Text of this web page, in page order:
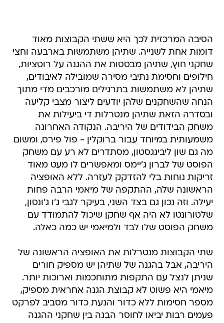
הסיבה המרכזית לכך היא ששתי הקבוצות מאוד
דומות אחת לשנייה. שתיהן משתמשות בארבעה וחצי
שחקני חוץ, שתיהן מבססות את ההגנה על רוטציות,
חילופים וחסימת נתיבי מסירה שמובילה לאיבודים,
שתיהן לא משתמשות בתרגילים מורכבים מדי מתוך
הנחה שהשחקנים שלהן יודעים ליצור מצבי קליעה
ובסדרה הזאת שתיהן מנטרלות די ביעילות את
משחק הבידודים של היריבה. הנקודה האחרונה
משמעותית במיוחד עבור ברוקלין - פול פירס, ומשום
מה גם שון ליבינגסטון, מסתדרים לא רע עם משחק
הפוסט של לברון ג'יימס ומאפשרים לו מעט מאוד
זריקות נוחות בלי להזדקק לעזרה. ללא האופציה
הראשונה שלה, ההתקפה של מיאמי הרבה פחות
יעילה. וזה נכון גם בצד השני, בעיקר לגבי ג'ו ג'ונסון,
שלטורונטו לא היה אף שחקן שיכול להתמודד עם
משחק הפוסט שלו לבד ולמיאמי יש כמה כאלה.
שתי הקבוצות מנטרלות את האופציה הראשונה של
היריבה, אבל בהגנה של שתיהן יש מספיק חורים
שניתן לנצל עם התקפות מתוחכמות וארוכות יותר.
מיאמי היא פשוט לא קבוצת הגנה אחראית מספיק,
מספר חסימות ללא כדור והנעת כדור מסביב לפרקט
פעמים רבות יביאו לחוסר הבנה בין שחקני ההגנה